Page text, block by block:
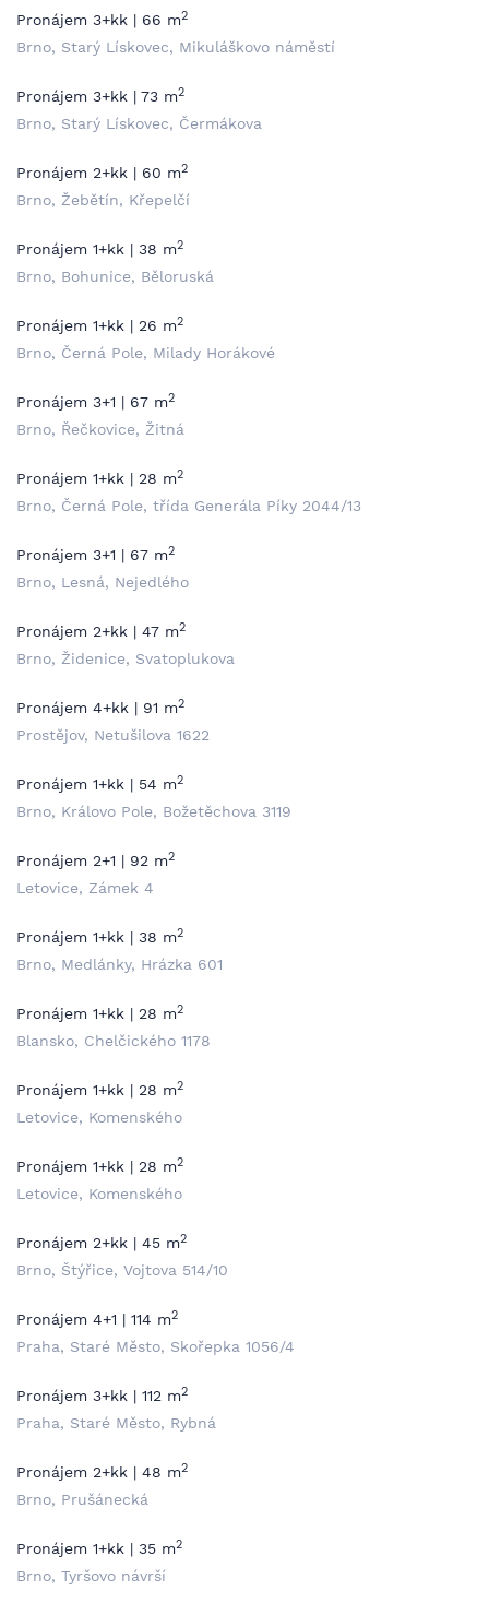
Pronájem 3+kk | 66 m2
Brno, Starý Lískovec, Mikuláškovo náměstí
Pronájem 3+kk | 73 m2
Brno, Starý Lískovec, Čermákova
Pronájem 2+kk | 60 m2
Brno, Žebětín, Křepelčí
Pronájem 1+kk | 38 m2
Brno, Bohunice, Běloruská
Pronájem 1+kk | 26 m2
Brno, Černá Pole, Milady Horákové
Pronájem 3+1 | 67 m2
Brno, Řečkovice, Žitná
Pronájem 1+kk | 28 m2
Brno, Černá Pole, třída Generála Píky 2044/13
Pronájem 3+1 | 67 m2
Brno, Lesná, Nejedlého
Pronájem 2+kk | 47 m2
Brno, Židenice, Svatoplukova
Pronájem 4+kk | 91 m2
Prostějov, Netušilova 1622
Pronájem 1+kk | 54 m2
Brno, Královo Pole, Božetěchova 3119
Pronájem 2+1 | 92 m2
Letovice, Zámek 4
Pronájem 1+kk | 38 m2
Brno, Medlánky, Hrázka 601
Pronájem 1+kk | 28 m2
Blansko, Chelčického 1178
Pronájem 1+kk | 28 m2
Letovice, Komenského
Pronájem 1+kk | 28 m2
Letovice, Komenského
Pronájem 2+kk | 45 m2
Brno, Štýřice, Vojtova 514/10
Pronájem 4+1 | 114 m2
Praha, Staré Město, Skořepka 1056/4
Pronájem 3+kk | 112 m2
Praha, Staré Město, Rybná
Pronájem 2+kk | 48 m2
Brno, Prušánecká
Pronájem 1+kk | 35 m2
Brno, Tyršovo návrší